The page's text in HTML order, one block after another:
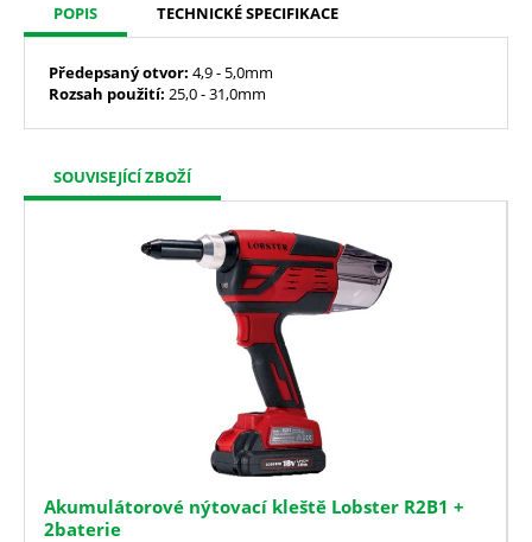
POPIS TECHNICKÉ SPECIFIKACE
Předepsanýotvor: 4,9 - 5,0mm
Rozsah použití: 25,0 - 31,0mm
SOUVISEJÍCÍ ZBOŽÍ
Akumulátorové nýtovací kleště Lobster R2B1 +
2baterie